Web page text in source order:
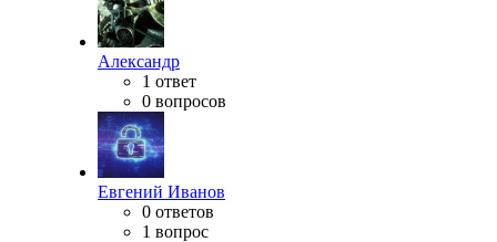
Александр
1 ответ
0 вопросов
Евгений Иванов
0 ответов
1 вопрос